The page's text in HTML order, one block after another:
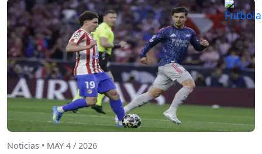
Noticias • MAY 4 / 2026